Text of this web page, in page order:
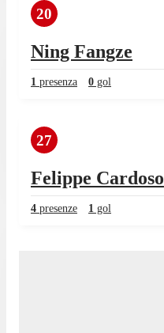
20
Ning Fangze
1 presenza 0 gol
27
Felippe Cardoso
4 presenze 1 gol